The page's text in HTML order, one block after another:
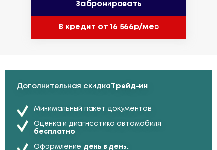
Забронировать
В кредит от 16 566р/мес
Дополнительная скидкаТрейд-ин
Минимальный пакет документов
Оценка и диагностика автомобиля
бесплатно
Оформление день в день.